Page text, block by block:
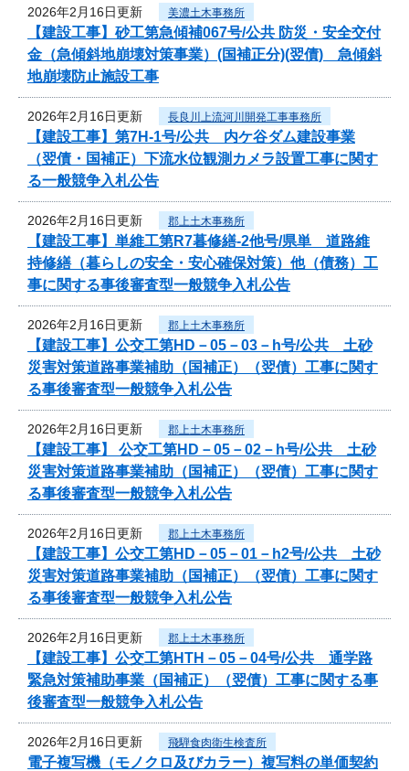
2026年2月16日更新 美濃土木事務所
【建設工事】砂工第急傾補067号/公共 防災・安全交付
金（急傾斜地崩壊対策事業）(国補正分)(翌債) 急傾斜
地崩壊防止施設工事
2026年2月16日更新 長良川上流河川開発工事事務所
【建設工事】第7H-1号/公共 内ケ谷ダム建設事業
（翌債・国補正）下流水位観測カメラ設置工事に関す
る一般競争入札公告
2026年2月16日更新 郡上土木事務所
【建設工事】単維工第R7暮修繕-2他号/県単 道路維
持修繕（暮らしの安全・安心確保対策）他（債務）工
事に関する事後審査型一般競争入札公告
2026年2月16日更新 郡上土木事務所
【建設工事】公交工第HD－05－03－h号/公共 土砂
災害対策道路事業補助（国補正）（翌債）工事に関す
る事後審査型一般競争入札公告
2026年2月16日更新 郡上土木事務所
【建設工事】 公交工第HD－05－02－h号/公共 土砂
災害対策道路事業補助（国補正）（翌債）工事に関す
る事後審査型一般競争入札公告
2026年2月16日更新 郡上土木事務所
【建設工事】公交工第HD－05－01－h2号/公共 土砂
災害対策道路事業補助（国補正）（翌債）工事に関す
る事後審査型一般競争入札公告
2026年2月16日更新 郡上土木事務所
【建設工事】公交工第HTH－05－04号/公共 通学路
緊急対策補助事業（国補正）（翌債）工事に関する事
後審査型一般競争入札公告
2026年2月16日更新 飛騨食肉衛生検査所
電子複写機（モノクロ及びカラー）複写料の単価契約